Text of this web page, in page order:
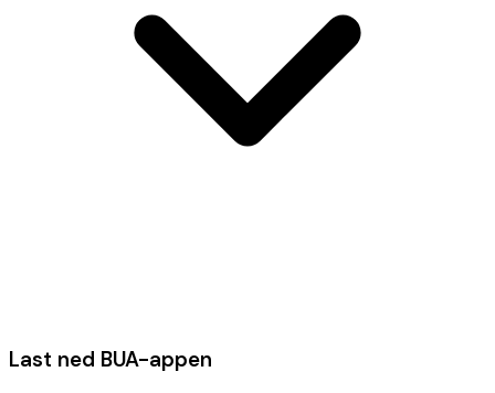
Last ned BUA-appen